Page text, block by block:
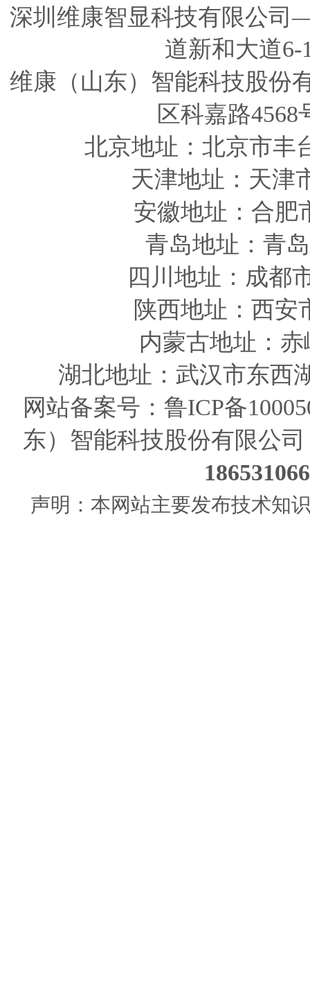
深圳维康智显科技有限公
道新和大道6-
维康（山东）智能科技股
区科嘉路
北京地址：北京市丰
天津地址 ：天津
安徽地址 ：合
青岛地址 ：青
四川 地址 ：成都
陕西地址 ：西
内蒙古地址：
湖北地址：武汉市东西
网站备案号： 鲁ICP备
东）智能科技股份有限公司
声明：本网站主要发布技术知